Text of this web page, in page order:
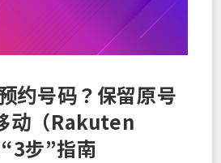
约号码？保留原号
动（Rakuten
步”指南